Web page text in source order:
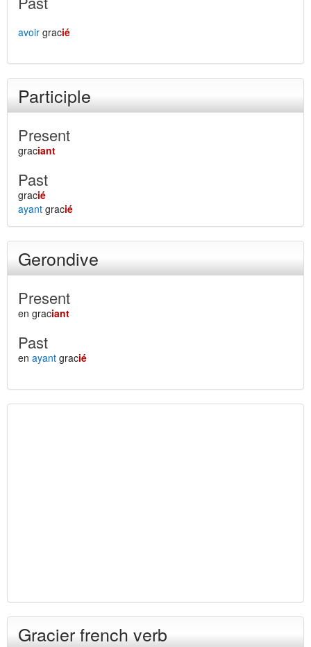
avoir gracié
Participle
Present
graciant
Past
gracié
ayant gracié
Gerondive
Present
en graciant
Past
en ayant gracié
Gracier french verb